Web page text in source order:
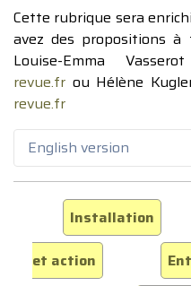
Cette rubrique sera
avez des propositions à
Louise-Emma
revue.fr ou Hélène
revue.fr
English version
Installation
et action